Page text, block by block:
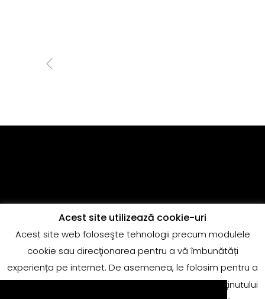
Copyright @Quantum Music
adrian.marin@globalrecords.com
Acest site utilizează cookie-uri
Acest site web foloseşte tehnologii precum modulele
cookie sau direcţionarea pentru a vă îmbunătăți
experiența pe internet. De asemenea, le folosim pentru a
măsura rezultatele sau pentru conformitatea conţinutului